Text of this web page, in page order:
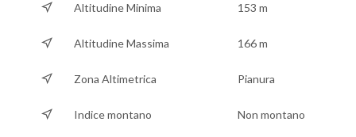
Altitudine Minima 153 m
Altitudine Massima 166 m
Zona Altimetrica Pianura
Indice montano Non montano